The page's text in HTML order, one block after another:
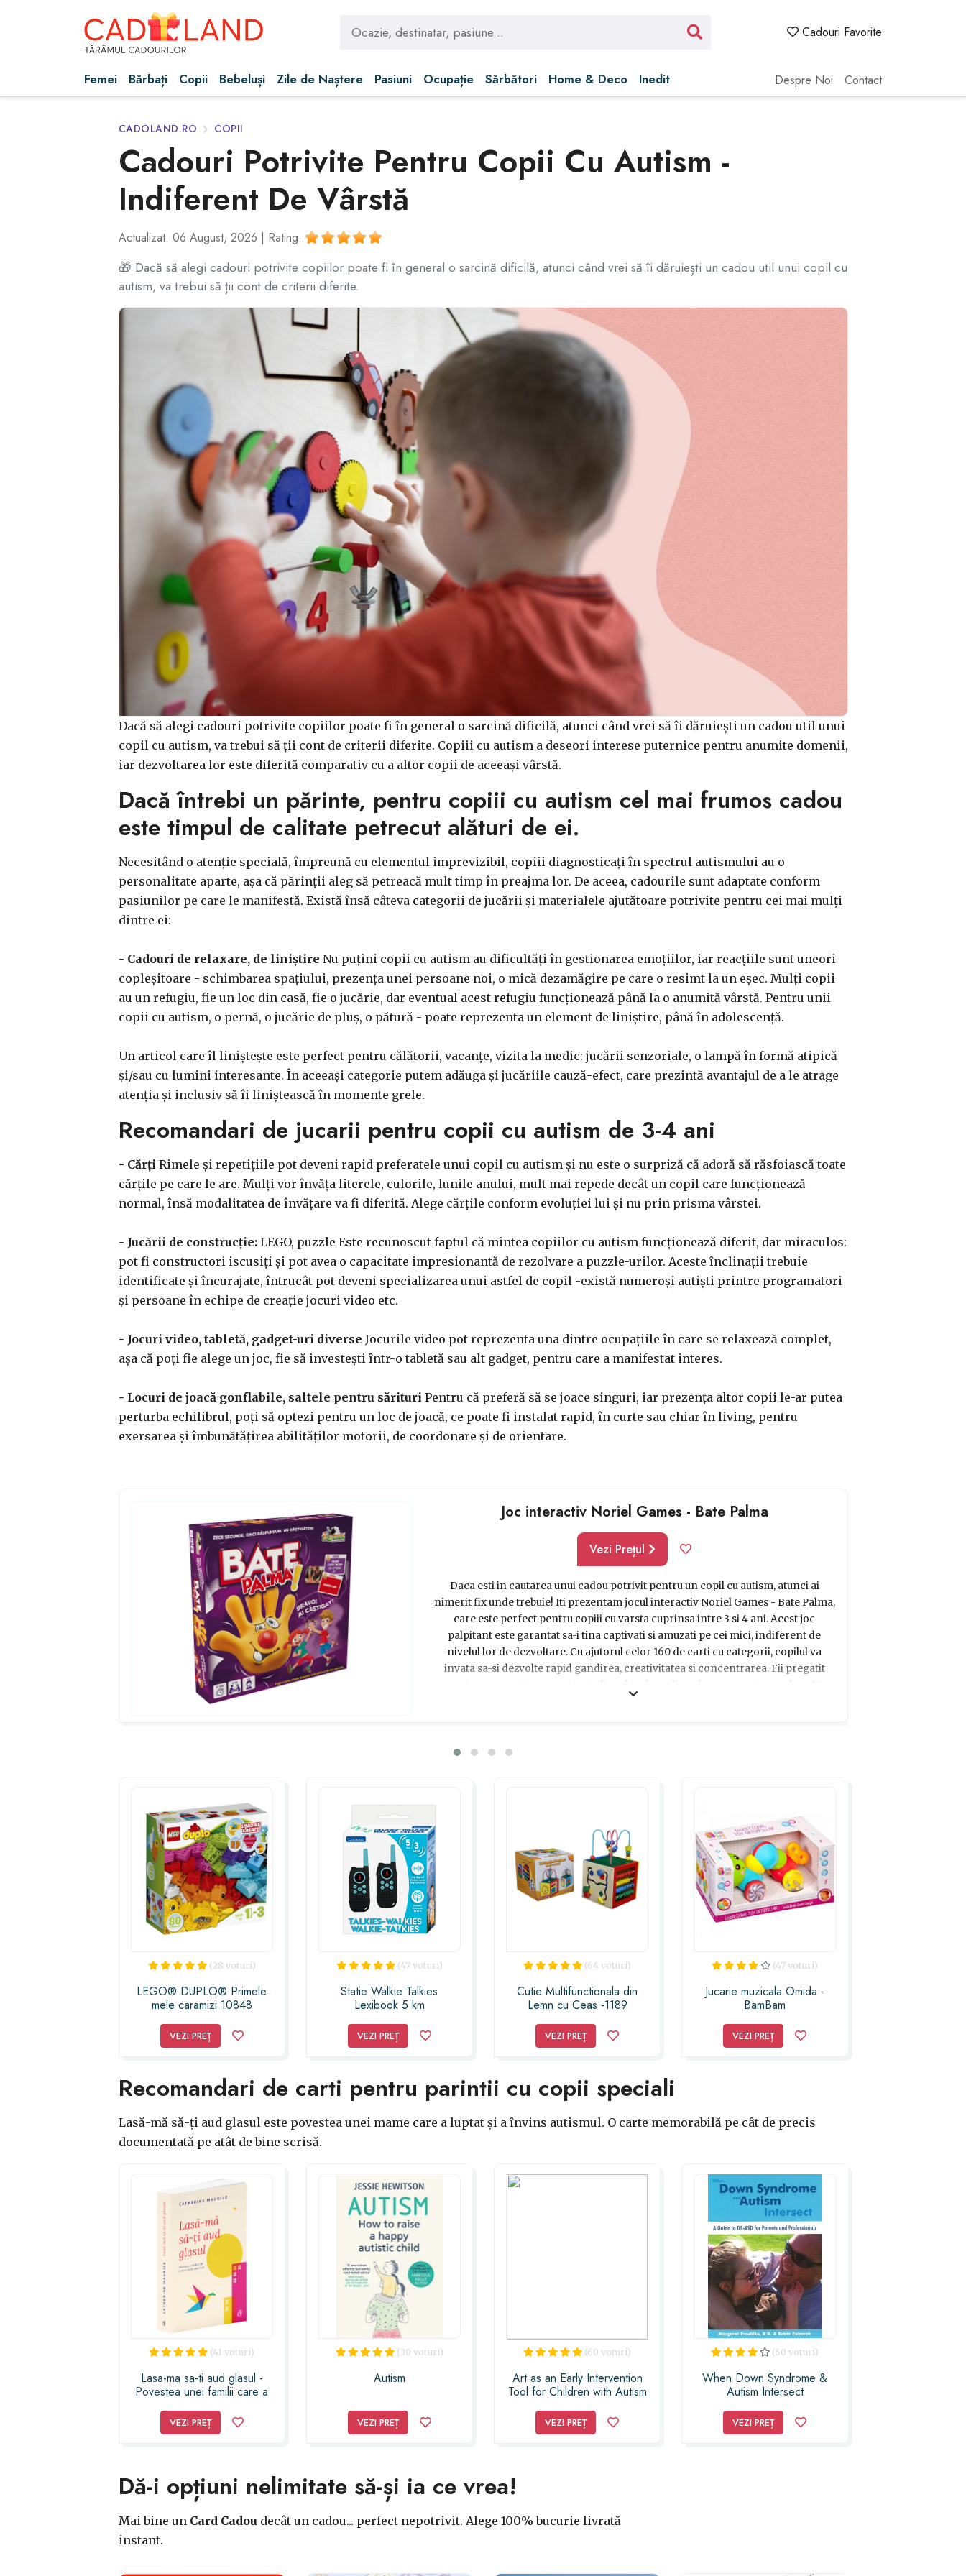
Cadouri Favorite
Femei Bărbați Copii Bebeluși Zile de Naștere Pasiuni Ocupație Sărbători Home & Deco Inedit Despre Noi Contact
CADOLAND.RO COPII
Cadouri Potrivite Pentru Copii Cu Autism -
Indiferent De Vârstă
Actualizat: 06 August, 2026 | Rating:
🎁 Dacă să alegi cadouri potrivite copiilor poate fi în general o sarcină dificilă, atunci când vrei să îi dăruiești un cadou util unui copil cu
autism, va trebui să ții cont de criterii diferite.
Dacă să alegi cadouri potrivite copiilor poate fi în general o sarcină dificilă, atunci când vrei să îi dăruiești un cadou util unui
copil cu autism, va trebui să ții cont de criterii diferite. Copiii cu autism a deseori interese puternice pentru anumite domenii,
iar dezvoltarea lor este diferită comparativ cu a altor copii de aceeași vârstă.
Dacă întrebi un părinte, pentru copiii cu autism cel mai frumos cadou
este timpul de calitate petrecut alături de ei.
Necesitând o atenție specială, împreună cu elementul imprevizibil, copiii diagnosticați în spectrul autismului au o
personalitate aparte, așa că părinții aleg să petreacă mult timp în preajma lor. De aceea, cadourile sunt adaptate conform
pasiunilor pe care le manifestă. Există însă câteva categorii de jucării și materialele ajutătoare potrivite pentru cei mai mulți
dintre ei:
- Cadouri de relaxare, de liniștire Nu puțini copii cu autism au dificultăți în gestionarea emoțiilor, iar reacțiile sunt uneori
copleșitoare - schimbarea spațiului, prezența unei persoane noi, o mică dezamăgire pe care o resimt la un eșec. Mulți copii
au un refugiu, fie un loc din casă, fie o jucărie, dar eventual acest refugiu funcționează până la o anumită vârstă. Pentru unii
copii cu autism, o pernă, o jucărie de pluș, o pătură - poate reprezenta un element de liniștire, până în adolescență.
Un articol care îl liniștește este perfect pentru călătorii, vacanțe, vizita la medic: jucării senzoriale, o lampă în formă atipică
și/sau cu lumini interesante. În aceeași categorie putem adăuga și jucăriile cauză-efect, care prezintă avantajul de a le atrage
atenția și inclusiv să îi liniștească în momente grele.
Recomandari de jucarii pentru copii cu autism de 3-4 ani
- Cărți Rimele și repetițiile pot deveni rapid preferatele unui copil cu autism și nu este o surpriză că adoră să răsfoiască toate
cărțile pe care le are. Mulți vor învăța literele, culorile, lunile anului, mult mai repede decât un copil care funcționează
normal, însă modalitatea de învățare va fi diferită. Alege cărțile conform evoluției lui și nu prin prisma vârstei.
- Jucării de construcție:LEGO, puzzle Este recunoscut faptul că mintea copiilor cu autism funcționează diferit, dar miraculos:
pot fi constructori iscusiți și pot avea o capacitate impresionantă de rezolvare a puzzle-urilor. Aceste înclinații trebuie
identificate și încurajate, întrucât pot deveni specializarea unui astfel de copil -există numeroși autiști printre programatori
și persoane în echipe de creație jocuri video etc.
- Jocuri video, tabletă, gadget-uri diverse Jocurile video pot reprezenta una dintre ocupațiile în care se relaxează complet,
așa că poți fie alege un joc, fie să investești într-o tabletă sau alt gadget, pentru care a manifestat interes.
- Locuri de joacă gonflabile, saltele pentru sărituri Pentru că preferă să se joace singuri, iar prezența altor copii le-ar putea
perturba echilibrul, poți să optezi pentru un loc de joacă, ce poate fi instalat rapid, în curte sau chiar în living, pentru
exersarea și îmbunătățirea abilităților motorii, de coordonare și de orientare.
Joc interactiv Noriel Games - Bate Palma
Vezi Prețul
Daca esti in cautarea unui cadou potrivit pentru un copil cu autism, atunci ai
nimerit fix unde trebuie! Iti prezentam jocul interactiv Noriel Games - Bate Palma,
care este perfect pentru copiii cu varsta cuprinsa intre 3 si 4 ani. Acest joc
palpitant este garantat sa-i tina captivati si amuzati pe cei mici, indiferent de
nivelul lor de dezvoltare. Cu ajutorul celor 160 de carti cu categorii, copilul va
invata sa-si dezvolte rapid gandirea, creativitatea si concentrarea. Fii pregatit
pentru momente amuzante si pline de adrenalina, deoarece vei avea doar 10
cognitive intr-un mod distractiv si captivant. Nu uita, castiga jucatorul care aduna
(28 voturi)
LEGO® DUPLO® Primele
mele caramizi 10848
VEZI PREȚ
(47 voturi)
Statie Walkie Talkies
Lexibook 5 km
VEZI PREȚ
(64 voturi)
Cutie Multifunctionala din
Lemn cu Ceas -1189
VEZI PREȚ
(47 voturi)
Jucarie muzicala Omida -
BamBam
VEZI PREȚ
Recomandari de carti pentru parintii cu copii speciali
Lasă-mă să-ţi aud glasul este povestea unei mame care a luptat şi a învins autismul. O carte memorabilă pe cât de precis
documentată pe atât de bine scrisă.
(41 voturi)
Lasa-ma sa-ti aud glasul -
Povestea unei familii care a
VEZI PREȚ
(30 voturi)
Autism
VEZI PREȚ
(60 voturi)
Art as an Early Intervention
Tool for Children with Autism
VEZI PREȚ
(60 voturi)
When Down Syndrome &
Autism Intersect
VEZI PREȚ
Dă-i opțiuni nelimitate să-și ia ce vrea!
Mai bine un Card Cadoudecât un cadou... perfect nepotrivit. Alege 100% bucurie livrată
instant.